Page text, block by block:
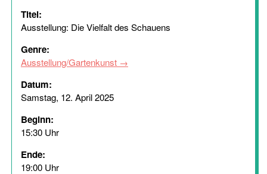
Titel:
Ausstellung: Die Vielfalt des Schauens
Genre:
Ausstellung/Gartenkunst
Datum:
Samstag, 12. April 2025
Beginn:
15:30 Uhr
Ende:
19:00 Uhr